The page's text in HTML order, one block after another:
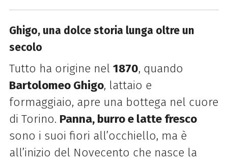
Ghigo, una dolce storia lunga oltre un
secolo
Tutto ha origine nel 1870, quando
Bartolomeo Ghigo, lattaio e
formaggiaio, apre una bottega nel cuore
di Torino. Panna, burro e latte fresco
sono i suoi fiori all’occhiello, ma è
all’inizio del Novecento che nasce la